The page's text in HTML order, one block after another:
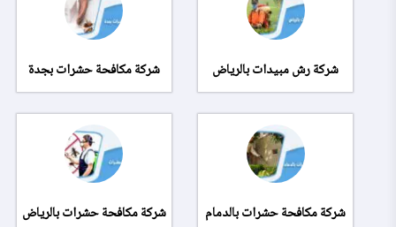
شركة رش مبيدات بالرياض شركة مكافحة حشرات بجدة
شركة مكافحة حشرات بالدمام شركة مكافحة حشرات بالرياض